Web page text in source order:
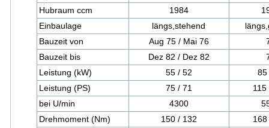
Hubraum ccm
1984
Einbaulage
längs,stehend
Bauzeit von
Aug 75 / Mai 76
Bauzeit bis
Dez 82 / Dez 82
Leistung (kW)
55 / 52
85
Leistung (PS)
75 / 71
bei U/min
4300
Drehmoment (Nm)
150 / 132